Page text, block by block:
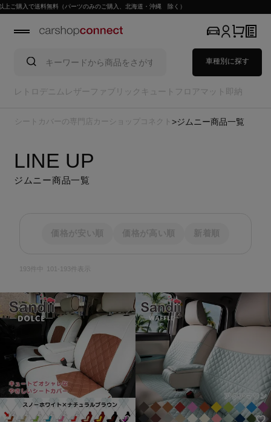
海道・沖縄 除く）
車種別に探す
レトロ デニム レザー ファブリック キュート フロアマット 即納
シートカバーの専門店カーショップコネクト ジムニー商品一覧
LINE UP
ジムニー商品一覧
価格が安い順 価格が高い順 新着順
193 件中 101 - 193 件表示